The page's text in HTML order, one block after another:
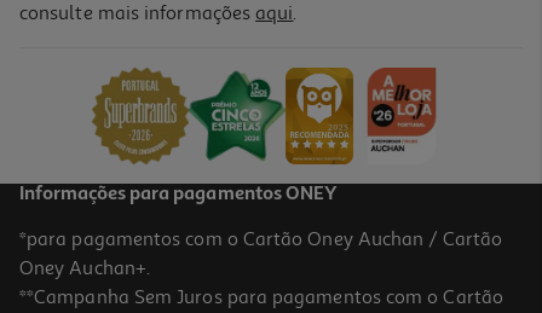
consulte mais informações aqui.
Informações para pagamentos ONEY
*para pagamentos com o Cartão Oney Auchan / Cartão
Oney Auchan+.
**Campanha Sem Juros para pagamentos com o Cartão